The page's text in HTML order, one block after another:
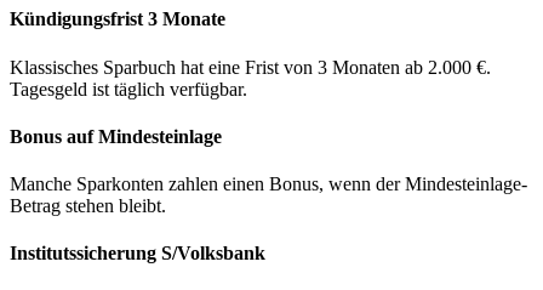
Kündigungsfrist 3 Monate
Klassisches Sparbuch hat eine Frist von 3 Monaten ab 2.000 €.
Tagesgeld ist täglich verfügbar.
Bonus auf Mindesteinlage
Manche Sparkonten zahlen einen Bonus, wenn der Mindesteinlage-
Betrag stehen bleibt.
Institutssicherung S/Volksbank